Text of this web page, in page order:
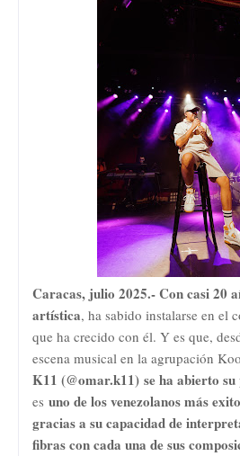
Caracas, julio 2025.- Con casi 20
artística, ha sabido instalarse en el
que ha crecido con él. Y es que,
escena musical en la agrupación
K11 (@omar.k11) se ha abierto
es uno de los venezolanos más
gracias a su capacidad de
fibras con cada una de sus